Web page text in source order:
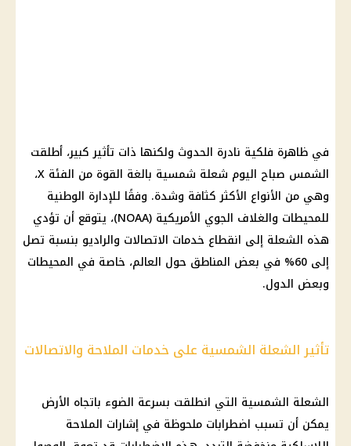
في ظاهرة فلكية نادرة الحدوث ولكنها ذات تأثير كبير، أطلقت
الشمس صباح اليوم
شعلة شمسية بالغة القوة من الفئة X،
وهي من الأنواع الأكثر كثافة وشدة. وفقًا للإدارة الوطنية
للمحيطات والغلاف الجوي الأمريكية (NOAA)، يتوقع أن تؤدي
هذه الشعلة إلى انقطاع خدمات الاتصالات والراديو بنسبة تصل
إلى 60% في بعض المناطق حول العالم، خاصة في المحيطات
وبعض الدول.
تأثير الشعلة الشمسية على خدمات الملاحة والاتصالات
الشعلة الشمسية التي انطلقت بسرعة الضوء باتجاه الأرض
يمكن أن تسبب اضطرابات ملحوظة في إشارات الملاحة